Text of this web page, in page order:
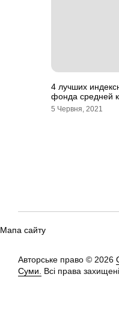
4 лучших
фонда средней
5 Червня, 2021
Мапа сайту
Авторське право © 2026
Суми.
Всі права захищені.